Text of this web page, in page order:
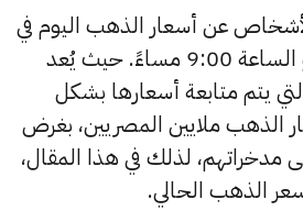
عن أسعار الذهب اليوم في
مصر الثلاثاء 16 يوليو الساعة 9:00 مساءً. حيث يُعد
يتم متابعة أسعارها بشكل
الذهب ملايين المصريين، بغرض
مدخراتهم، لذلك في هذا المقال،
الذهب الحالي.